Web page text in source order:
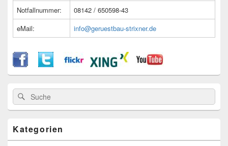
Notfallnummer:
08142 / 650598-43
eMail:
info@geruestbau-strixner.de
Suche
nach:
Suche
Kategorien